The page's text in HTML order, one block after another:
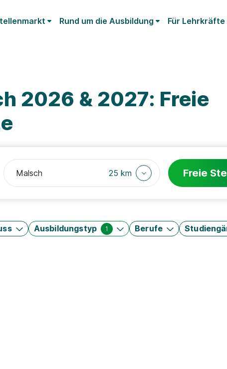
Rund um die Ausbildung Für Lehrkräfte
2026 & 2027: Freie
25 km Freie
Ausbildungstyp 1 Berufe